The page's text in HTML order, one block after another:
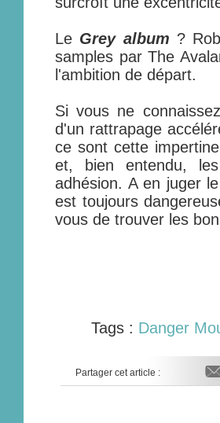
Le Grey album ?
samples par The
l'ambition de départ.
Si vous ne
d'un rattrapage
ce sont cette
et, bien entendu,
adhésion. A en juger
est toujours
vous de trouver les
Tags : Danger
Partager cet article :